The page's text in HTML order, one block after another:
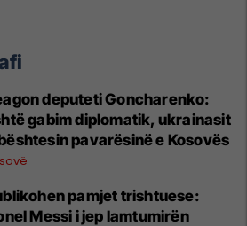
deputeti Goncharenko:
gabim diplomatik, ukrainasit
pavarësinë e Kosovës
pamjet trishtuese:
Messi i jep lamtumirën